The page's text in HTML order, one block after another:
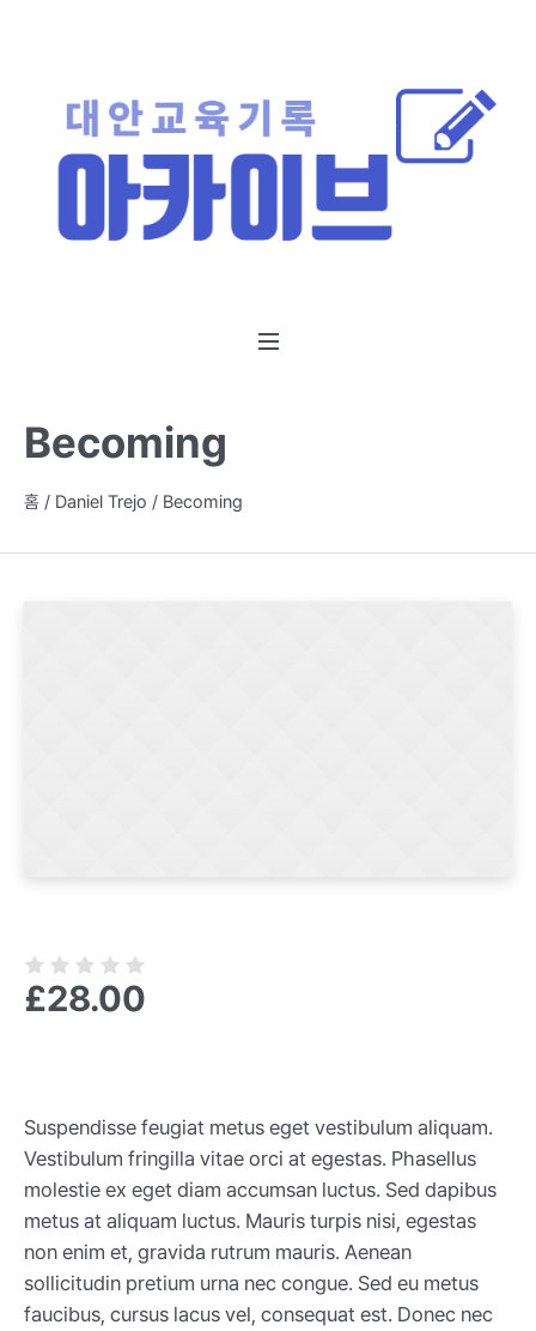
Becoming
홈 / Daniel Trejo / Becoming
£28.00
Suspendisse feugiat metus eget vestibulum aliquam.
Vestibulum fringilla vitae orci at egestas. Phasellus
molestie ex eget diam accumsan luctus. Sed dapibus
metus at aliquam luctus. Mauris turpis nisi, egestas
non enim et, gravida rutrum mauris. Aenean
sollicitudin pretium urna nec congue. Sed eu metus
faucibus, cursus lacus vel, consequat est. Donec nec